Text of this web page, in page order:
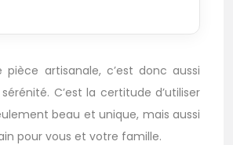
pièce artisanale, c’est donc aussi
C’est la certitude d’utiliser
beau et unique, mais aussi
pour vous et votre famille.